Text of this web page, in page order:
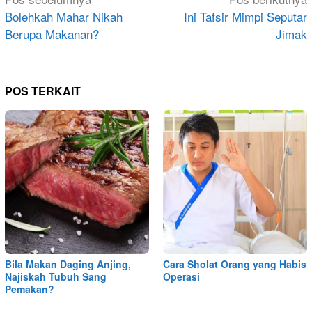
pos
Bolehkah Mahar Nikah
Berupa Makanan?
Ini Tafsir Mimpi Seputar
Jimak
POS TERKAIT
Bila Makan Daging Anjing,
Najiskah Tubuh Sang
Pemakan?
Cara Sholat Orang yang Habis
Operasi